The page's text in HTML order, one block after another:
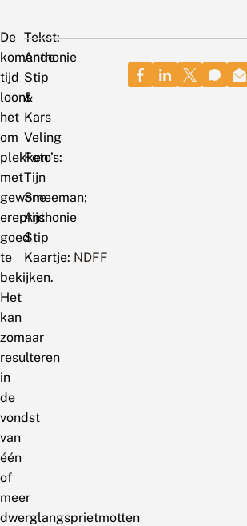
De
komende
tijd
loont
het
om
plekken
met
gewone
ereprijs
goed
te
bekijken.
Het
kan
zomaar
resulteren
in
de
vondst
van
één
of
meer
dwerglangsprietmotten
Tekst:
Anthonie
Stip
&
Kars
Veling
Foto’s:
Tijn
Smeeman;
Anthonie
Stip
Kaartje: NDFF